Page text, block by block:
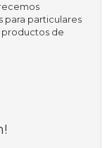
para particulares
productos de